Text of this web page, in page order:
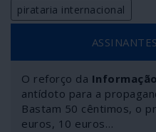
pirataria internacional
O reforço da
antídoto para a
Bastam 50 cêntimos, o
euros, 10 euros…